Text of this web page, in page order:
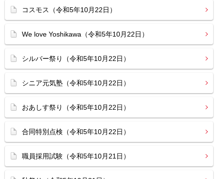
コスモス（令和5年10月22日）
We love Yoshikawa（令和5年10月22日）
シルバー祭り（令和5年10月22日）
シニア元気塾（令和5年10月22日）
おあしす祭り（令和5年10月22日）
合同特別点検（令和5年10月22日）
職員採用試験（令和5年10月21日）